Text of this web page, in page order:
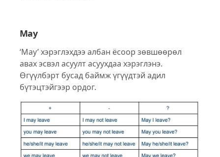
May
‘May’ хэрэглэхдээ албан ёсоор зөвшөөрөл
авах эсвэл асуулт асуухдаа хэрэглэнэ.
Өгүүлбэрт бусад баймж үгүүдтэй адил
бүтэцтэйгээр ордог.